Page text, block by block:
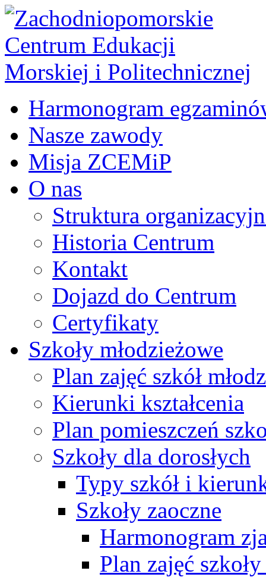
Harmonogram
Nasze zawody
Misja ZCEMiP
O nas
Struktura
Historia Centrum
Kontakt
Dojazd do Centrum
Certyfikaty
Szkoły młodzieżowe
Plan zajęć szkół
Kierunki kształcenia
Plan pomieszczeń
Szkoły dla dorosłych
Typy szkół i
Szkoły zaoczne
Harmonogram
Plan zajęć